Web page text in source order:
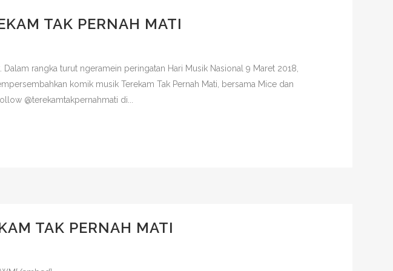
TAK PERNAH MATI
rangka turut ngeramein peringatan Hari Musik Nasional 9 Maret 2018,
komik musik Terekam Tak Pernah Mati, bersama Mice dan
@terekamtakpernahmati di...
TAK PERNAH MATI